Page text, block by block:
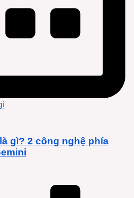
gì? 2 công nghệ phía